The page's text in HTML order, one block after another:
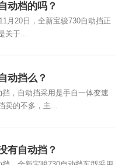
动档的吗？
月20日，全新宝骏730自动挡正
关于...
动挡么？
挡，自动挡采用是手自一体变速
卖的不多，主...
有自动挡？